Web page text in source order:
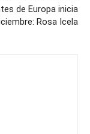
de Europa inicia
Rosa Icela